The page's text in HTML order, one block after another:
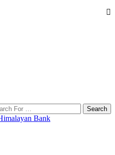
Search